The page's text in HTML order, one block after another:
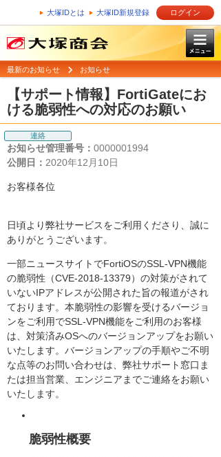
大塚IDとは 大塚ID新規登録 ログイン
最新のお知らせ お知らせ
【サポート情報】FortiGateにお
ける脆弱性への対応のお願い
連絡
お知らせ管理番号： 0000001994
公開日： 2020年12月10日
お客様各位
日頃より弊社サービスをご利用くださり、誠に
ありがとうございます。
一部ニュースサイトでFortiOSのSSL-VPN機能
の脆弱性（CVE-2018-13379）の対策がされて
いないIPアドレスが公開された旨の報道がされ
ております。本脆弱性の影響を受けるバージョ
ンをご利用でSSL-VPN機能をご利用のお客様
は、対策済みOSへのバージョンアップをお願い
いたします。バージョンアップの手順やご不明
な点等のお問い合わせは、弊社サポート窓口ま
たは担当営業、エンジニアまでご連絡をお願い
いたします。
脆弱性概要